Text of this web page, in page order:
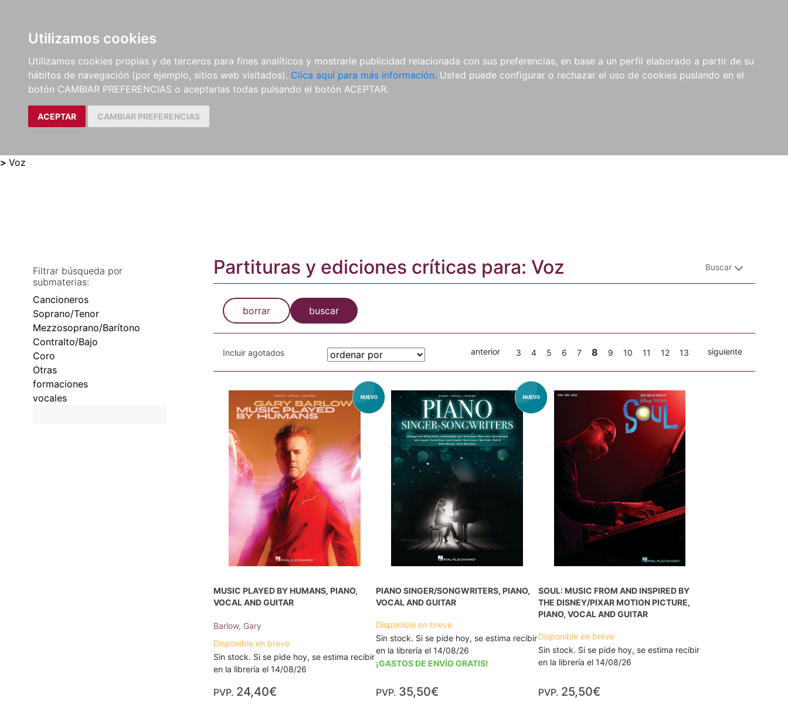
Utilizamos cookies
Utilizamos cookies propias y de terceros para fines analíticos y mostrarle publicidad relacionada con sus preferencias, en base a un perfil elaborado a partir de su
hábitos de navegación (por ejemplo, sitios web visitados). Clica aquí para más información. Usted puede configurar o rechazar el uso de cookies puslando en el
botón CAMBIAR PREFERENCIAS o aceptarlas todas pulsando el botón ACEPTAR.
ACEPTAR CAMBIAR PREFERENCIAS
LIBROS
MÉTODOS Y
EJERCICIOS
PARTITURAS Y EDICIONES
CRÍTICAS
REVISTAS
CDS Y
DVDS
MATERIAL
COMPLEMENTARIO
NOVEDADES NOTICIAS
COMPRAS
INSTITUCIONALES
> Voz
Filtrar búsqueda por
submaterias:
Cancioneros
Soprano/Tenor
Mezzosoprano/Barítono
Contralto/Bajo
Coro
Otras
formaciones
vocales
Partituras y ediciones críticas para: Voz Buscar
borrar buscar
Incluir agotados anterior 3 4 5 6 7 8 9 10 11 12 13 siguiente
MUSIC PLAYED BY HUMANS, PIANO,
VOCAL AND GUITAR
Barlow, Gary
Disponible en breve
Sin stock. Si se pide hoy, se estima recibir
en la librería el 14/08/26
PVP. 24,40€
PIANO SINGER/SONGWRITERS, PIANO,
VOCAL AND GUITAR
Disponible en breve
Sin stock. Si se pide hoy, se estima recibir
en la librería el 14/08/26
¡GASTOS DE ENVÍO GRATIS!
PVP. 35,50€
SOUL: MUSIC FROM AND INSPIRED BY
THE DISNEY/PIXAR MOTION PICTURE,
PIANO, VOCAL AND GUITAR
Disponible en breve
Sin stock. Si se pide hoy, se estima recibir
en la librería el 14/08/26
PVP. 25,50€